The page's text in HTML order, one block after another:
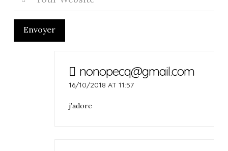
Envoyer
nonopecq@gmail.com
16/10/2018 AT 11:57
j’adore